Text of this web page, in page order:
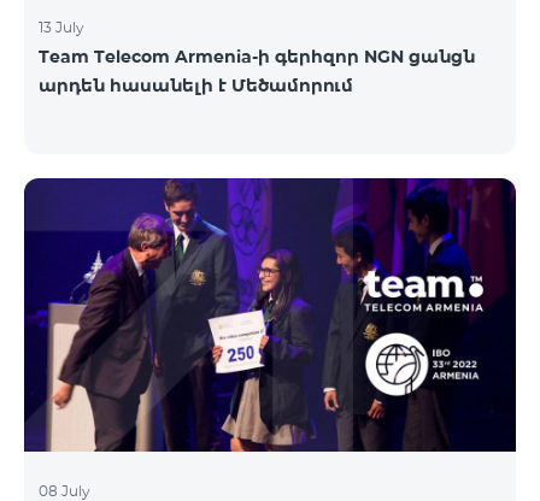
13 July
Team Telecom Armenia-ի գերհզոր NGN ցանցն
արդեն հասանելի է Մեծամորում
08 July